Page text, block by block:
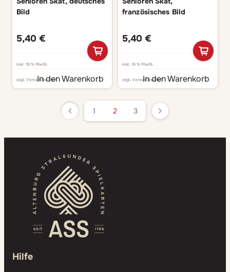
Bild
5,40 €
inkl. 19 % MwSt.
zzgl. Versandkosten
In den Warenkorb
französisches Bild
5,40 €
inkl. 19 % MwSt.
zzgl. Versandkosten
In den Warenkorb
1 2 3
Hilfe